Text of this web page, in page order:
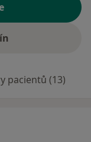
pacientů (13)